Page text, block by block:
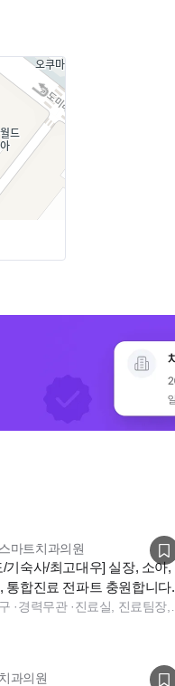
마트치과의원
/기숙사/최고대우] 실장, 소아,
통합진료 전파트 충원합니다.
·경력무관·
과의원